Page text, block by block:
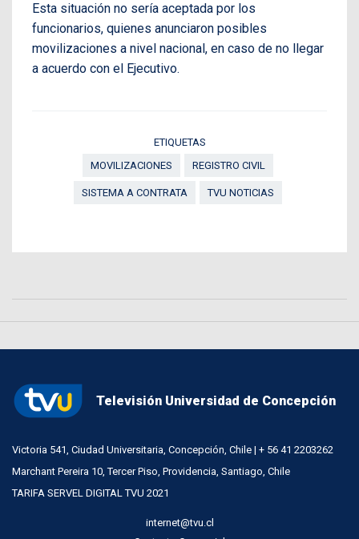
Esta situación no sería aceptada por los
funcionarios, quienes anunciaron posibles
movilizaciones a nivel nacional, en caso de no llegar
a acuerdo con el Ejecutivo.
ETIQUETAS
MOVILIZACIONES
REGISTRO CIVIL
SISTEMA A CONTRATA TVU NOTICIAS
Televisión Universidad de Concepción
Victoria 541, Ciudad Universitaria, Concepción, Chile | + 56 41 2203262
Marchant Pereira 10, Tercer Piso, Providencia, Santiago, Chile
TARIFA SERVEL DIGITAL TVU 2021
internet@tvu.cl